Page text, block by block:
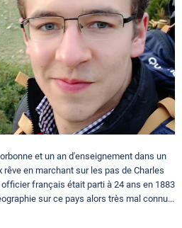
et un an d'enseignement dans un
rêve en marchant sur les pas de Charles
français était parti à 24 ans en 1883
sur ce pays alors très mal connu...